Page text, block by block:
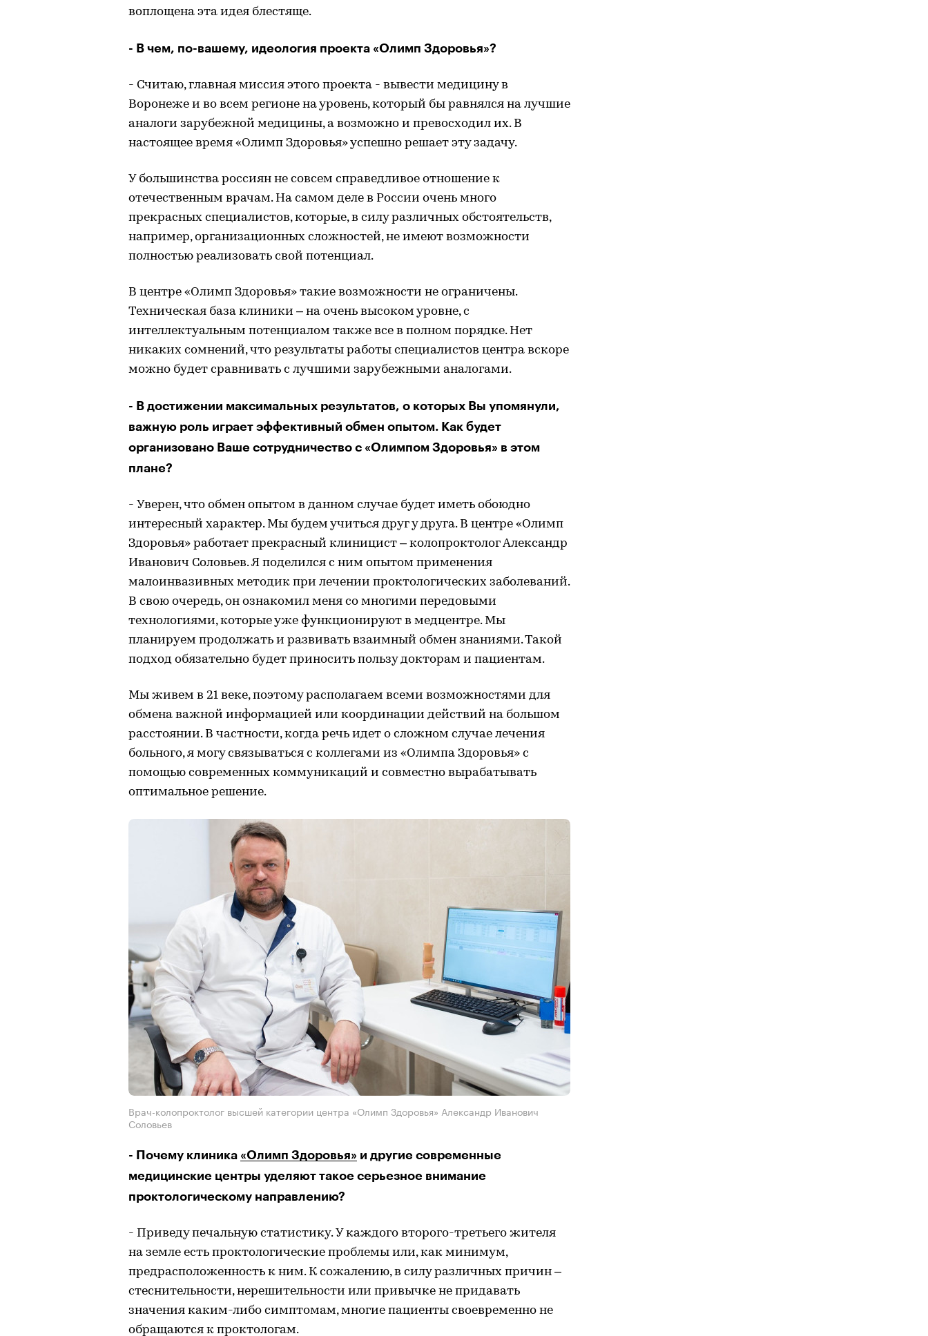
воплощена эта идея блестяще.
- В чем, по-вашему, идеология проекта «Олимп Здоровья»?
- Считаю, главная миссия этого проекта - вывести медицину в
Воронеже и во всем регионе на уровень, который бы равнялся на лучшие
аналоги зарубежной медицины, а возможно и превосходил их. В
настоящее время «Олимп Здоровья» успешно решает эту задачу.
У большинства россиян не совсем справедливое отношение к
отечественным врачам. На самом деле в России очень много
прекрасных специалистов, которые, в силу различных обстоятельств,
например, организационных сложностей, не имеют возможности
полностью реализовать свой потенциал.
В центре «Олимп Здоровья» такие возможности не ограничены.
Техническая база клиники – на очень высоком уровне, с
интеллектуальным потенциалом также все в полном порядке. Нет
никаких сомнений, что результаты работы специалистов центра вскоре
можно будет сравнивать с лучшими зарубежными аналогами.
- В достижении максимальных результатов, о которых Вы упомянули,
важную роль играет эффективный обмен опытом. Как будет
организовано Ваше сотрудничество с «Олимпом Здоровья» в этом
плане?
- Уверен, что обмен опытом в данном случае будет иметь обоюдно
интересный характер. Мы будем учиться друг у друга. В центре «Олимп
Здоровья» работает прекрасный клиницист – колопроктолог Александр
Иванович Соловьев. Я поделился с ним опытом применения
малоинвазивных методик при лечении проктологических заболеваний.
В свою очередь, он ознакомил меня со многими передовыми
технологиями, которые уже функционируют в медцентре. Мы
планируем продолжать и развивать взаимный обмен знаниями. Такой
подход обязательно будет приносить пользу докторам и пациентам.
Мы живем в 21 веке, поэтому располагаем всеми возможностями для
обмена важной информацией или координации действий на большом
расстоянии. В частности, когда речь идет о сложном случае лечения
больного, я могу связываться с коллегами из «Олимпа Здоровья» с
помощью современных коммуникаций и совместно вырабатывать
оптимальное решение.
Врач-колопроктолог высшей категории центра «Олимп Здоровья» Александр Иванович
Соловьев
- Почему клиника «Олимп Здоровья» и другие современные
медицинские центры уделяют такое серьезное внимание
проктологическому направлению?
- Приведу печальную статистику. У каждого второго-третьего жителя
на земле есть проктологические проблемы или, как минимум,
предрасположенность к ним. К сожалению, в силу различных причин –
стеснительности, нерешительности или привычке не придавать
значения каким-либо симптомам, многие пациенты своевременно не
обращаются к проктологам.